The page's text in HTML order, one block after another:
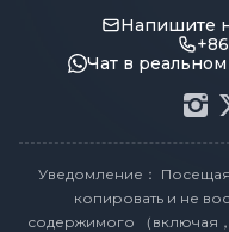
Напишите
Чат в
Уведомление： Посещая
копировать и не
содержимого （включая